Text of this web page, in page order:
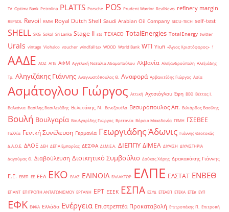
TV Optima Bank Petrolina PLATTS Porsche POS Prudent Warrior RealNews refinery margin
REPSOL Revoil RMM Royal Dutch Shell Saudi Arabian Oil Company SECU-TECH self-test
SHELL SKG Sokol Sri Lanka Stage II sts TEXACO TotalEnergies TotalEnergy twitter
Urals vintage Viohalco voucher windfall tax WOOD World Bank WTI Yiufi «Άγιος Χριστόφορος» ΄1
ΑΑΔΕ ΑΟΖ ΑΠΕ ΑΦΜ Αγγελική Ναταλία Αδαμοπούλου Αλβανία Αλεξανδρούπολη Αλεξιάδης
Τρ. Αληγιζάκης Γιάννης Αναγνωστόπουλος Θ. Αναφορά Αρβανιτίδης Γιώργος Ασία
Ασμάτογλου Γιώργος Αττική Αχτσιόγλου Έφη ΒΕΘ Βέττας Ι.
Βαλκάνια Βασίλης Βασιλειάδης Βελετάκης Ν. Βενεζουέλα Βεσυρόπουλος Απ. Βιλιάρδος Βασίλης
Βουλή Βουλγαρία Βουλγαρίδης Γιώργος Βρετανία Βόρεια Μακεδονία ΓΕΜΗ ΓΣΕΒΕΕ
Γαλλία Γενική Συνέλευση Γερμανία Γεωργιάδης Άδωνις Γιάννης Θεοτοκάς
Δ.Α.Ο.Ε. ΔΑΟΕ ΔΕΗ ΔΕΠΑ Εμπορίας ΔΕΣΦΑ ΔΙ.Μ.Ε.Α. ΔΙΕΠΠΥ ΔΙΜΕΑ ΔΙΥΛΙΣΗ ΔΙΥΛΙΣΤΗΡΙΑ
Δαγούμας Θ. Διαβούλευση Διοικητικό Συμβούλιο Δούκας Χάρης Δρακακάκης Γιάννης
Ε.Ε. ΕΒΕΠ ΕΕ ΕΕΑ ΕΚΟ ΕΛΑΣ ΕΛΙΝΟΙΛ ΕΛΛΑΚΤΩΡ ΕΛΠΕ ΕΛΣΤΑΤ ΕΝΒΕΘ
ΕΠΑΝΤ ΕΠΙΤΡΟΠΗ ΑΝΤΑΓΩΝΙΣΜΟΥ ΕΡΓΑΝΗ ΕΡΤ ΕΣΕΚ ΕΣΠΑ ΕΣΥΔ ΕΤΕΑΕΠ ΕΤΕΚΑ ΕΤΕπ ΕΥΠ
ΕΦΚ ΕΦΚΑ Ελλάδα Ενέργεια Επιστρεπτέα Προκαταβολή Επιτροπάκης Π. Επιτροπή